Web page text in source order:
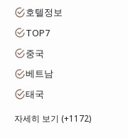
호텔정보
TOP7
중국
베트남
태국
자세히 보기 (+1172)